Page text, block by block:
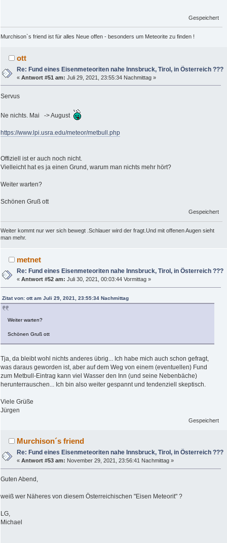
Gespeichert
Murchison`s friend ist für alles Neue offen - besonders um Meteorite zu finden !
ott
Re: Fund eines Eisenmeteoriten nahe Innsbruck, Tirol, in Österreich ???
«Antwort #51 am: Juli 29, 2021, 23:55:34 Nachmittag »
Servus
Ne nichts. Mai -> August
https://www.lpi.usra.edu/meteor/metbull.php
Offiziell ist er auch noch nicht.
Vielleicht hat es ja einen Grund, warum man nichts mehr hört?
Weiter warten?
Schönen Gruß ott
Gespeichert
Weiter kommt nur wer sich bewegt .Schlauer wird der fragt.Und mit offenen Augen sieht
man mehr.
metnet
Re: Fund eines Eisenmeteoriten nahe Innsbruck, Tirol, in Österreich ???
«Antwort #52 am: Juli 30, 2021, 00:03:44 Vormittag »
Zitat von: ott am Juli 29, 2021, 23:55:34 Nachmittag
Weiter warten?
Schönen Gruß ott
Tja, da bleibt wohl nichts anderes übrig... Ich habe mich auch schon gefragt,
was daraus geworden ist, aber auf dem Weg von einem (eventuellen) Fund
zum Metbull-Eintrag kann viel Wasser den Inn (und seine Nebenbäche)
herunterrauschen... Ich bin also weiter gespannt und tendenziell skeptisch.
Viele Grüße
Jürgen
Gespeichert
Murchison´s friend
Re: Fund eines Eisenmeteoriten nahe Innsbruck, Tirol, in Österreich ???
«Antwort #53 am: November 29, 2021, 23:56:41 Nachmittag »
Guten Abend,
weiß wer Näheres von diesem Österreichischen "Eisen Meteorit" ?
LG,
Michael